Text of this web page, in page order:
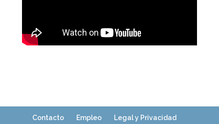
Contacto Empleo Legal y Privacidad